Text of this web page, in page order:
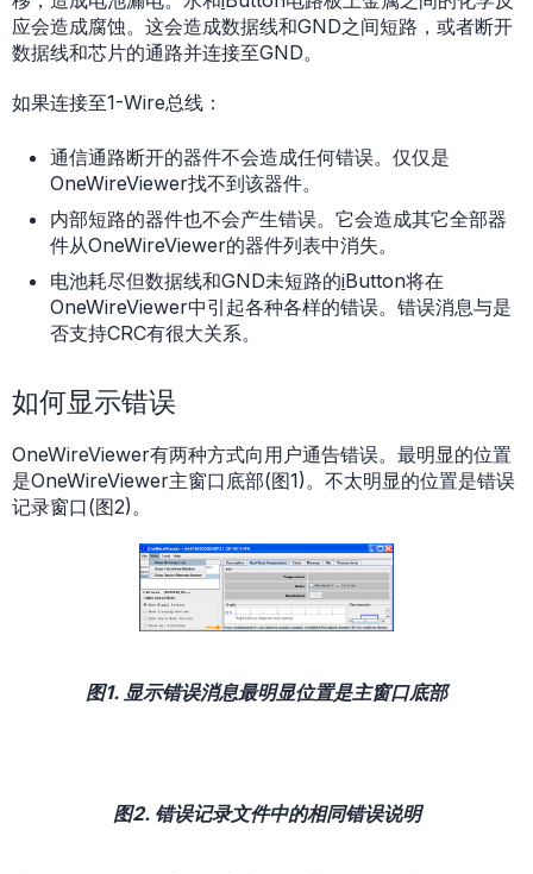
应会造成腐蚀。这会造成数据线和GND之间短路，或者断开
数据线和芯片的通路并连接至GND。
如果连接至1-Wire总线：
通信通路断开的器件不会造成任何错误。仅仅是
OneWireViewer找不到该器件。
内部短路的器件也不会产生错误。它会造成其它全部器
件从OneWireViewer的器件列表中消失。
电池耗尽但数据线和GND未短路的iButton将在
OneWireViewer中引起各种各样的错误。错误消息与是
否支持CRC有很大关系。
如何显示错误
OneWireViewer有两种方式向用户通告错误。最明显的位置
是OneWireViewer主窗口底部(图1)。不太明显的位置是错误
记录窗口(图2)。
图1. 显示错误消息最明显位置是主窗口底部
图2. 错误记录文件中的相同错误说明